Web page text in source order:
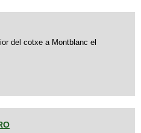
del cotxe a Montblanc el